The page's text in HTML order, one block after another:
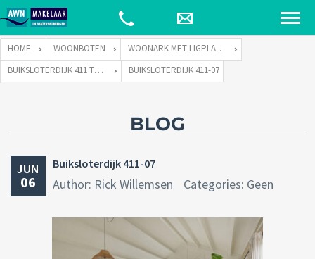
HOME WOONBOTEN
WOONARK MET LIGPLAATS
BUIKSLOTERDIJK 411 TE 1034 ZA AMSTERDAM
BUIKSLOTERDIJK 411-07
BLOG
JUN
06
Buiksloterdijk 411-07
Author: Rick Willemsen Categories: Geen